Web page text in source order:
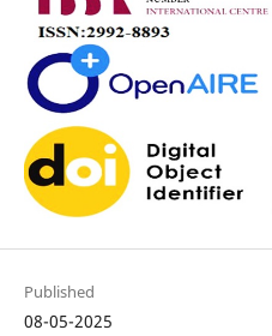
Published
08-05-2025